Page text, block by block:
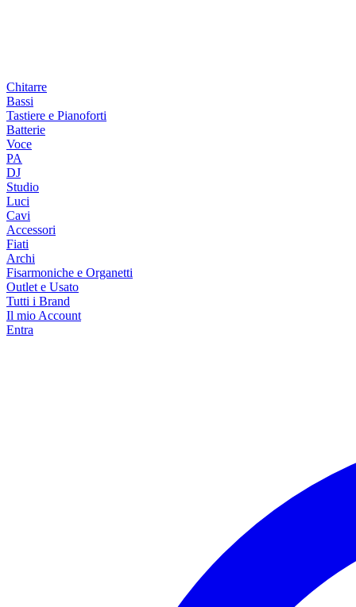
Chitarre
Bassi
Tastiere e Pianoforti
Batterie
Voce
PA
DJ
Studio
Luci
Cavi
Accessori
Fiati
Archi
Fisarmoniche e Organetti
Outlet e Usato
Tutti i Brand
Il mio Account
Entra